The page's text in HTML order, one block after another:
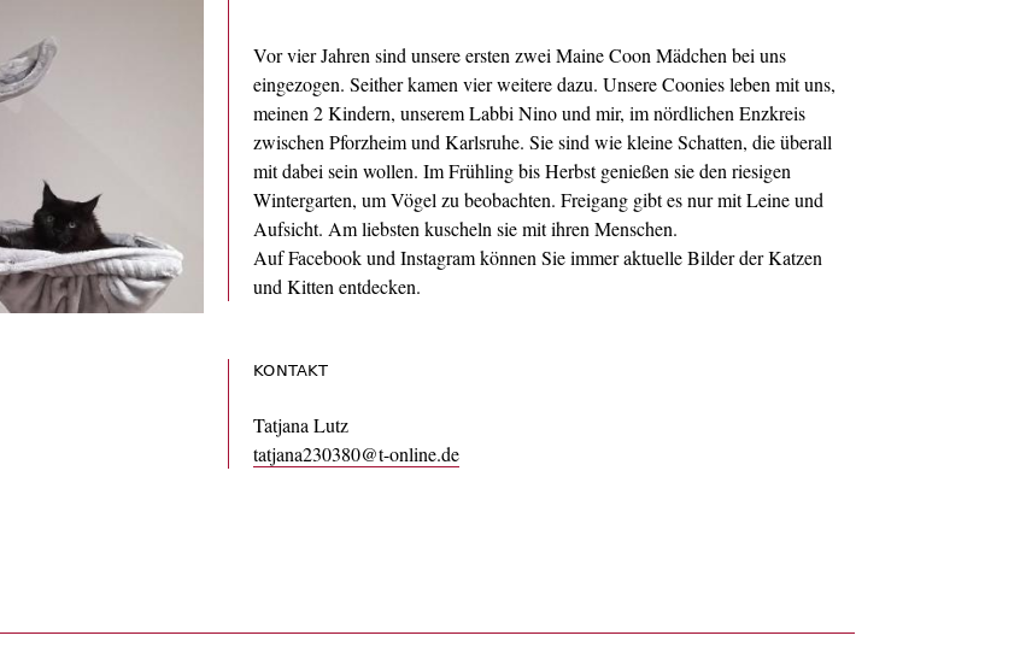
Vor vier Jahren sind unsere ersten zwei Maine Coon Mädchen bei uns
eingezogen. Seither kamen vier weitere dazu. Unsere Coonies leben mit uns,
meinen 2 Kindern, unserem Labbi Nino und mir, im nördlichen Enzkreis
zwischen Pforzheim und Karlsruhe. Sie sind wie kleine Schatten, die überall
mit dabei sein wollen. Im Frühling bis Herbst genießen sie den riesigen
Wintergarten, um Vögel zu beobachten. Freigang gibt es nur mit Leine und
Aufsicht. Am liebsten kuscheln sie mit ihren Menschen.
Auf Facebook und Instagram können Sie immer aktuelle Bilder der Katzen
und Kitten entdecken.
KONTAKT
Tatjana Lutz
tatjana230380@t-online.de